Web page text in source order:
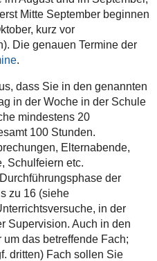
Mitte September beginnen
kurz vor
Die genauen Termine der
.
dass Sie in den genannten
in der Woche in der Schule
mindestens 20
100 Stunden.
Elternabende,
Schulfeiern etc.
der
zu 16 (siehe
in der
Supervision. Auch in den
das betreffende Fach;
dritten) Fach sollen Sie